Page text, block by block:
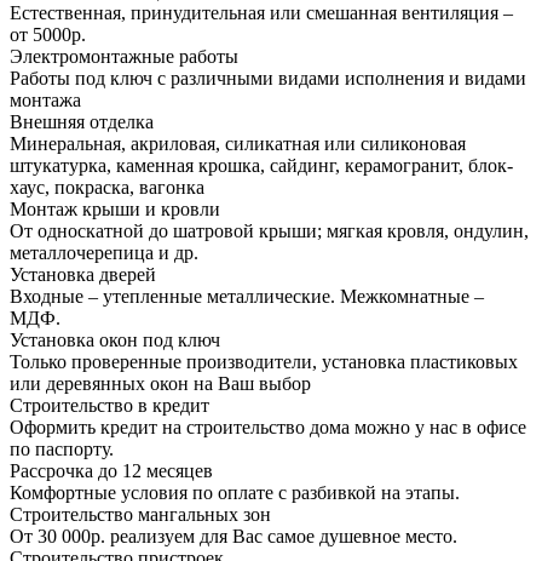
Естественная, принудительная или смешанная вентиляция –
от 5000р.
Электромонтажные работы
Работы под ключ с различными видами исполнения и видами
монтажа
Внешняя отделка
Минеральная, акриловая, силикатная или силиконовая
штукатурка, каменная крошка, сайдинг, керамогранит, блок-
хаус, покраска, вагонка
Монтаж крыши и кровли
От односкатной до шатровой крыши; мягкая кровля, ондулин,
металлочерепица и др.
Установка дверей
Входные – утепленные металлические. Межкомнатные –
МДФ.
Установка окон под ключ
Только проверенные производители, установка пластиковых
или деревянных окон на Ваш выбор
Строительство в кредит
Оформить кредит на строительство дома можно у нас в офисе
по паспорту.
Рассрочка до 12 месяцев
Комфортные условия по оплате с разбивкой на этапы.
Строительство мангальных зон
От 30 000р. реализуем для Вас самое душевное место.